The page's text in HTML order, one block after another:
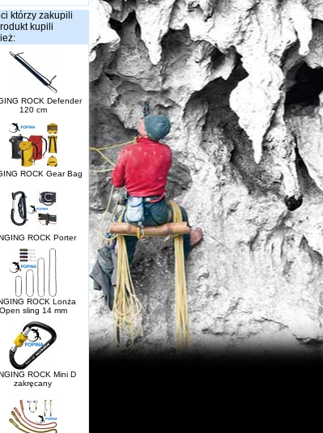
którzy zakupili
kupili
ROCK Defender
120 cm
ROCK Gear Bag
ROCK Porter
ROCK Lonża
Open sling 14 mm
ROCK Mini D
zakręcany